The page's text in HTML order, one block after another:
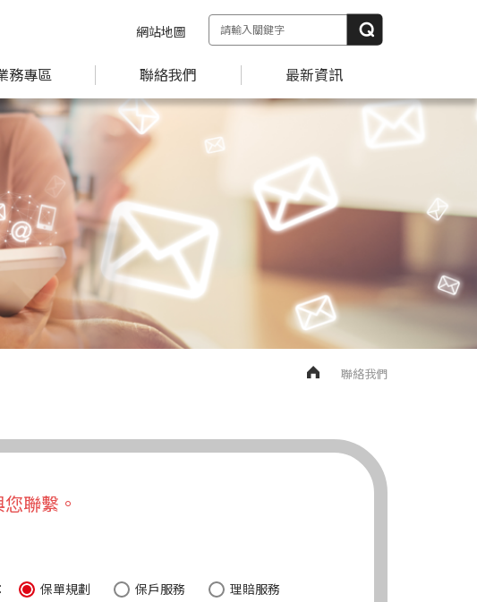
網站地圖
務專區 聯絡我們 最新資訊
聯絡我們
聯繫。
保單規劃 保戶服務
理賠服務